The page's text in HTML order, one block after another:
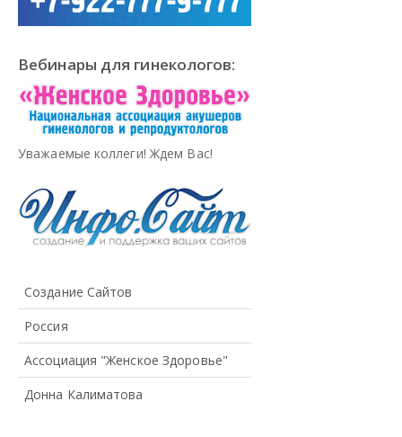
Вебинары для гинекологов:
Уважаемые коллеги! Ждем Вас!
Создание Сайтов
Россия
Ассоциация "Женское Здоровье"
Донна Калиматова